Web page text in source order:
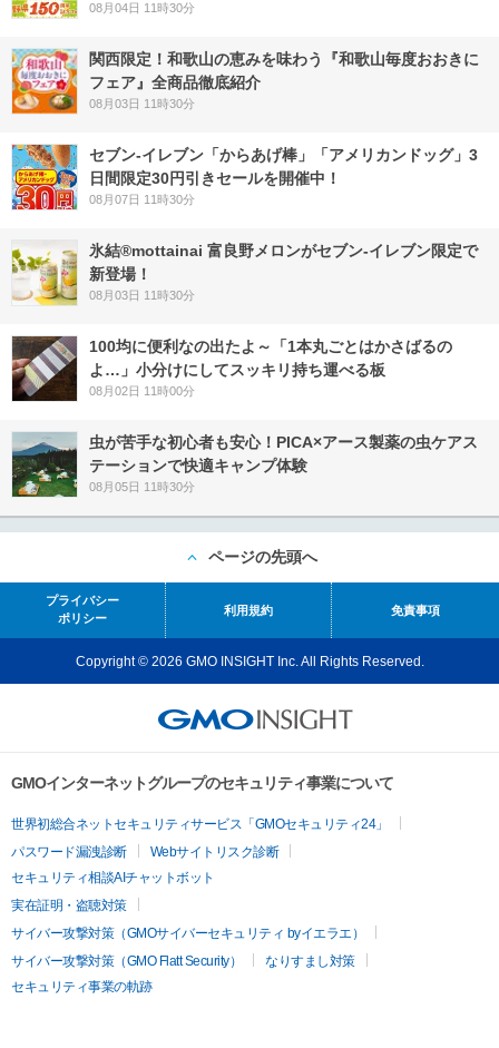
08月04日 11時30分
関西限定！和歌山の恵みを味わう『和歌山毎度おおきに
フェア』全商品徹底紹介
08月03日 11時30分
セブン‐イレブン「からあげ棒」「アメリカンドッグ」3
日間限定30円引きセールを開催中！
08月07日 11時30分
氷結®mottainai 富良野メロンがセブン‐イレブン限定で
新登場！
08月03日 11時30分
100均に便利なの出たよ～「1本丸ごとはかさばるの
よ…」小分けにしてスッキリ持ち運べる板
08月02日 11時00分
虫が苦手な初心者も安心！PICA×アース製薬の虫ケアス
テーションで快適キャンプ体験
08月05日 11時30分
ページの先頭へ
プライバシー
ポリシー
利用規約 免責事項
Copyright © 2026 GMO INSIGHT Inc. All Rights Reserved.
GMOインターネットグループのセキュリティ事業について
世界初総合ネットセキュリティサービス「GMOセキュリティ24」
パスワード漏洩診断
Webサイトリスク診断
セキュリティ相談AIチャットボット
実在証明・盗聴対策
サイバー攻撃対策（GMOサイバーセキュリティ byイエラエ）
サイバー攻撃対策（GMO Flatt Security）
なりすまし対策
セキュリティ事業の軌跡